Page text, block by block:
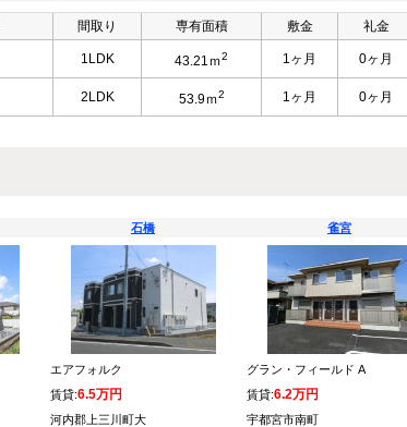
間取り 専有面積 敷金 礼金
1LDK 43.21ｍ2 1ヶ月 0ヶ月
2LDK 53.9ｍ2 1ヶ月 0ヶ月
石橋
エアフォルク
賃貸:6.5万円
河内郡上三川町大
雀宮
グラン・フィールド A
賃貸:6.2万円
宇都宮市南町